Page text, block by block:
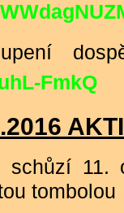
FmkQ
schůzí 11.
tombolou